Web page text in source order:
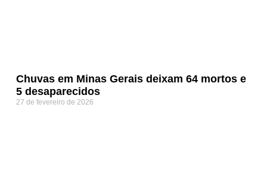
Chuvas em Minas Gerais deixam 64 mortos e
5 desaparecidos
27 de fevereiro de 2026